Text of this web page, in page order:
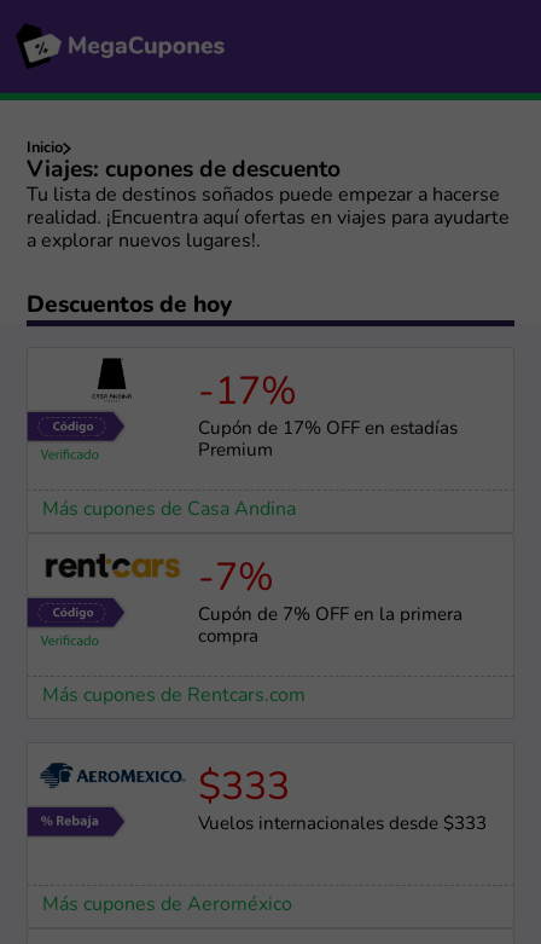
Inicio
Viajes: cupones de descuento
Tu lista de destinos soñados puede empezar a hacerse
realidad. ¡Encuentra aquí ofertas en viajes para ayudarte
a explorar nuevos lugares!.
Descuentos de hoy
-17%
Cupón de 17% OFF en estadías
Premium
Más cupones de Casa Andina
-7%
Cupón de 7% OFF en la primera
compra
Más cupones de Rentcars.com
$333
Vuelos internacionales desde $333
Más cupones de Aeroméxico